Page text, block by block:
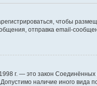
чтобы
отправка email-
г. — это закон
наличие иного вида